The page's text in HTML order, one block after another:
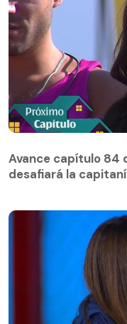
desafiará la
Avance capítulo 84
desafiará la